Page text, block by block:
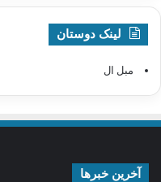
لینک دوستان
مبل ال
آخرین خبرها